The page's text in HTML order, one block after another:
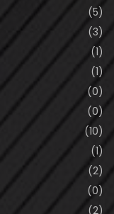
(5)
(3)
(1)
(1)
(0)
(0)
(10)
(1)
(2)
(0)
(2)